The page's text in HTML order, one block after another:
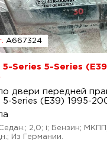
A667324
5-Series 5-Series
двери передней
5-Series (E39) 1995-
2,0; i; Бензин;
Из Германии.